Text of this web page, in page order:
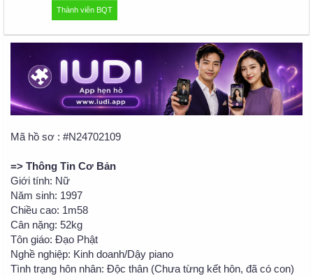
Thành viên BQT
Mã hồ sơ : #N24702109
=> Thông Tin Cơ Bản
Giới tính: Nữ
Năm sinh: 1997
Chiều cao: 1m58
Cân nặng: 52kg
Tôn giáo: Đạo Phật
Nghề nghiệp: Kinh doanh/Dậy piano
Tình trạng hôn nhân: Độc thân (Chưa từng kết hôn, đã có con)